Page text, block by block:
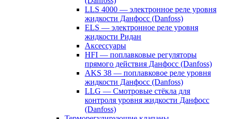
LLS 4000 — электронное реле уровня
жидкости Данфосс (Danfoss)
ELS — электронное реле уровня
жидкости Ридан
Аксессуары
HFI — поплавковые регуляторы
прямого действия Данфосс (Danfoss)
AKS 38 — поплавковое реле уровня
жидкости Данфосс (Danfoss)
LLG — Смотровые стёкла для
контроля уровня жидкости Данфосс
(Danfoss)